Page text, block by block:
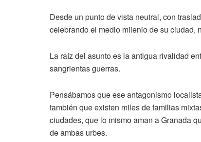
Desde un punto de vista neutral, con
celebrando el medio milenio de su ciudad,
La raíz del asunto es la antigua rivalidad
sangrientas guerras.
Pensábamos que ese antagonismo
también que existen miles de familias
ciudades, que lo mismo aman a Granada
de ambas urbes.